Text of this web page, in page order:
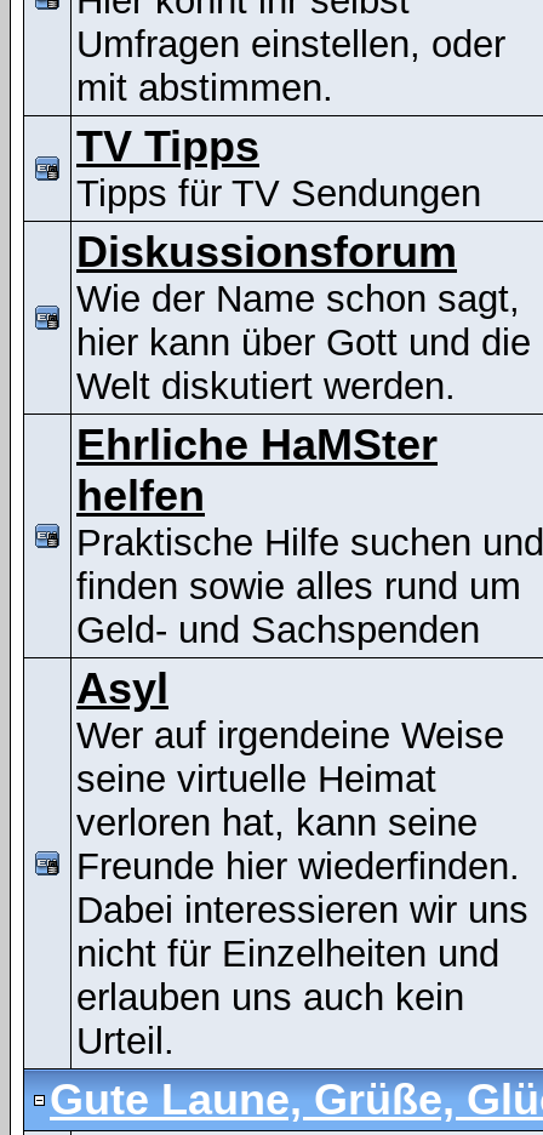
Umfragen einstellen, oder
mit abstimmen.
TV Tipps
Tipps für TV Sendungen
Diskussionsforum
Wie der Name schon sagt,
hier kann über Gott und die
Welt diskutiert werden.
Ehrliche HaMSter
helfen
Praktische Hilfe suchen und
finden sowie alles rund um
Geld- und Sachspenden
Asyl
Wer auf irgendeine Weise
seine virtuelle Heimat
verloren hat, kann seine
Freunde hier wiederfinden.
Dabei interessieren wir uns
nicht für Einzelheiten und
erlauben uns auch kein
Urteil.
Gute Laune, Grüße,